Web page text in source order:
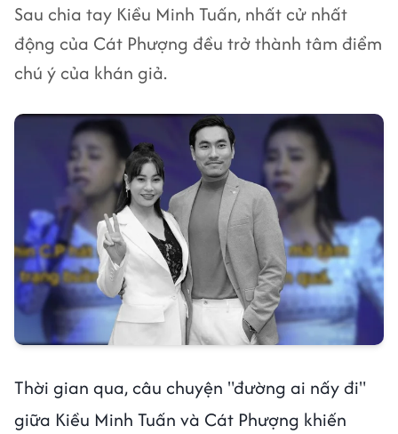
Sau chia tay Kiều Minh Tuấn, nhất cử nhất
động của Cát Phượng đều trở thành tâm điểm
chú ý của khán giả.
Thời gian qua, câu chuyện "đường ai nấy đi"
giữa Kiều Minh Tuấn và Cát Phượng khiến